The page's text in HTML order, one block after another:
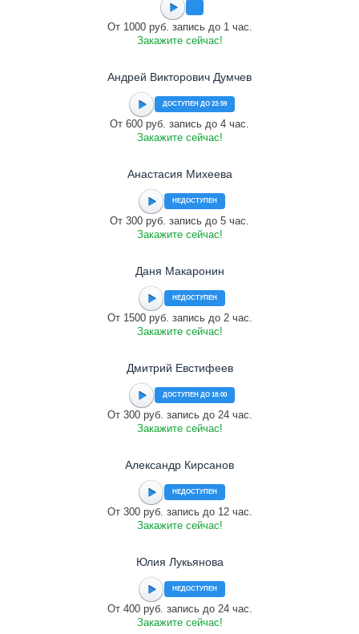
От 1000 руб. запись до 1 час.
Закажите сейчас!
Андрей Викторович Думчев
ДОСТУПЕН ДО 23:59
От 600 руб. запись до 4 час.
Закажите сейчас!
Анастасия Михеева
НЕДОСТУПЕН
От 300 руб. запись до 5 час.
Закажите сейчас!
Даня Макаронин
НЕДОСТУПЕН
От 1500 руб. запись до 2 час.
Закажите сейчас!
Дмитрий Евстифеев
ДОСТУПЕН ДО 18:00
От 300 руб. запись до 24 час.
Закажите сейчас!
Александр Кирсанов
НЕДОСТУПЕН
От 300 руб. запись до 12 час.
Закажите сейчас!
Юлия Лукьянова
НЕДОСТУПЕН
От 400 руб. запись до 24 час.
Закажите сейчас!